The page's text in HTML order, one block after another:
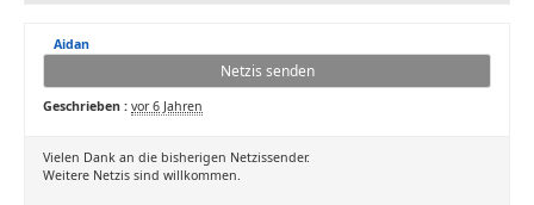
Aidan
Netzis senden
Geschrieben : vor 6 Jahren
Vielen Dank an die bisherigen Netzissender.
Weitere Netzis sind willkommen.